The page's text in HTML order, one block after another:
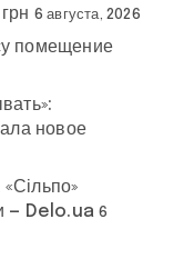
6 августа, 2026
помещение
новое
— Delo.ua 6